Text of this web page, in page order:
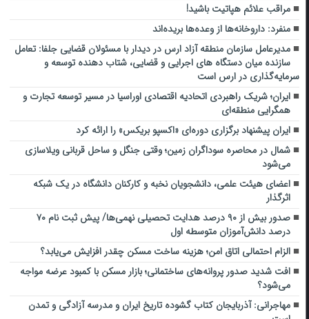
مراقب علائم هپاتیت باشید!
منفرد: داروخانه‌ها از وعده‌ها بریده‌اند
مدیرعامل سازمان منطقه آزاد ارس در دیدار با مسئولان قضایی جلفا: تعامل
سازنده میان دستگاه‌ های اجرایی و قضایی، شتاب‌ دهنده توسعه و
سرمایه‌گذاری در ارس است
ایران؛ شریک راهبردی اتحادیه اقتصادی اوراسیا در مسیر توسعه تجارت و
همگرایی منطقه‌ای
ایران پیشنهاد برگزاری دوره‌ای «اکسپو بریکس» را ارائه کرد
شمال در محاصره سوداگران زمین؛ وقتی جنگل و ساحل قربانی ویلاسازی
می‌شود
اعضای هیئت علمی، دانشجویان نخبه و کارکنان دانشگاه در یک شبکه‌
اثرگذار
صدور بیش از ۹۰ درصد هدایت تحصیلی نهمی‌ها/ پیش ثبت نام ۷۰
درصد دانش‌آموزان متوسطه اول
الزام احتمالی اتاق امن؛ هزینه ساخت مسکن چقدر افزایش می‌یابد؟
افت شدید صدور پروانه‌های ساختمانی؛ بازار مسکن با کمبود عرضه مواجه
می‌شود؟
مهاجرانی: آذربایجان کتاب گشوده تاریخ ایران و مدرسه آزادگی و تمدن